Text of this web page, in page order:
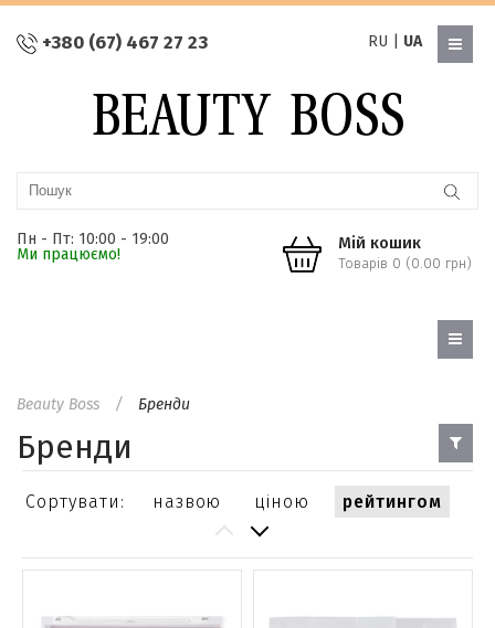
+380 (67) 467 27 23 RU UA
Пн - Пт: 10:00 - 19:00
Ми працюємо!
Мій кошик
Товарів 0 (0.00 грн)
Beauty Boss Бренди
Бренди
Сортувати: назвою ціною рейтингом